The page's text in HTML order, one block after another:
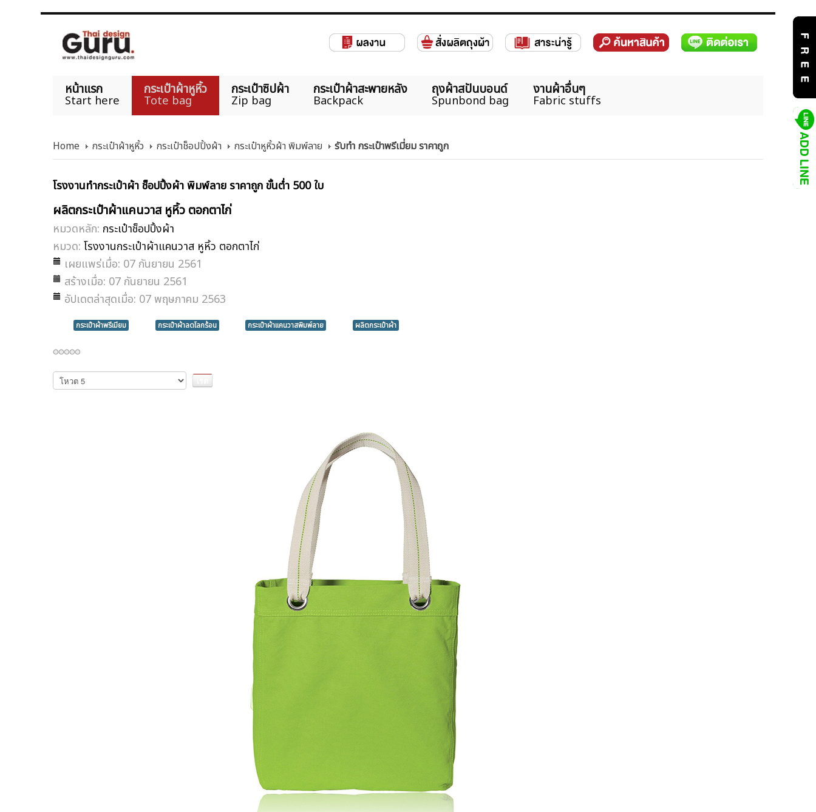
หน้าแรก
Start here
กระเป๋าผ้าหูหิ้ว
Tote bag
กระเป๋าซิปผ้า
Zip bag
กระเป๋าผ้าสะพายหลัง
Backpack
ถุงผ้าสปันบอนด์
Spunbond bag
งานผ้าอื่นๆ
Fabric stuffs
Home กระเป๋าผ้าหูหิ้ว กระเป๋าช็อปปิ้งผ้า กระเป๋าหูหิ้วผ้า พิมพ์ลาย รับทำ กระเป๋าพรีเมี่ยม ราคาถูก
โรงงานทำกระเป๋าผ้า ช็อปปิ้งผ้า พิมพ์ลาย ราคาถูก ขั้นต่ำ 500 ใบ
ผลิตกระเป๋าผ้าแคนวาส หูหิ้ว ตอกตาไก่
หมวดหลัก: กระเป๋าช็อปปิ้งผ้า
หมวด: โรงงานกระเป๋าผ้าแคนวาส หูหิ้ว ตอกตาไก่
เผยแพร่เมื่อ: 07 กันยายน 2561
สร้างเมื่อ: 07 กันยายน 2561
อัปเดตล่าสุดเมื่อ: 07 พฤษภาคม 2563
กระเป๋าผ้าพรีเมียม กระเป๋าผ้าลดโลกร้อน กระเป๋าผ้าแคนวาสพิมพ์ลาย ผลิตกระเป๋าผ้า
กรุณา
ให้